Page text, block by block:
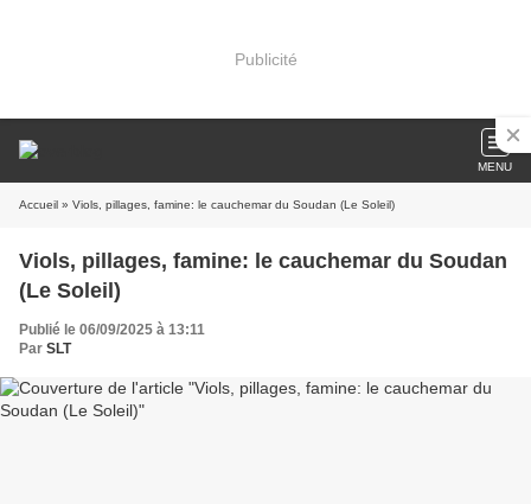
Publicité
MENU
Accueil » Viols, pillages, famine: le cauchemar du Soudan (Le Soleil)
Viols, pillages, famine: le cauchemar du Soudan
(Le Soleil)
Publié le 06/09/2025 à 13:11
Par SLT